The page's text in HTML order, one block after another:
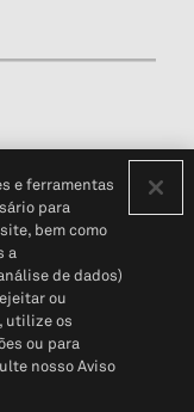
(em inglês)
S&P Global
e ferramentas
para
bem como
a
de dados)
ou
utilize os
ou para
nosso Aviso